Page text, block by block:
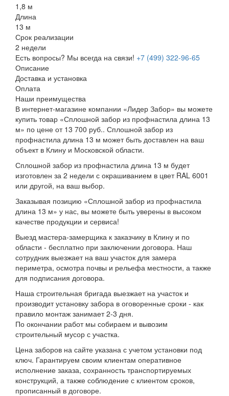
1,8 м
Длина
13 м
Срок реализации
2 недели
Есть вопросы? Мы всегда на связи! +7 (499) 322-96-65
Описание
Доставка и установка
Оплата
Наши преимущества
В интернет-магазине компании «Лидер Забор» вы можете
купить товар «Сплошной забор из профнастила длина 13
м» по цене от 13 700 руб.. Сплошной забор из
профнастила длина 13 м может быть доставлен на ваш
объект в Клину и Московской области.
Сплошной забор из профнастила длина 13 м будет
изготовлен за 2 недели с окрашиванием в цвет RAL 6001
или другой, на ваш выбор.
Заказывая позицию «Сплошной забор из профнастила
длина 13 м» у нас, вы можете быть уверены в высоком
качестве продукции и сервиса!
Выезд мастера-замерщика к заказчику в Клину и по
области - бесплатно при заключении договора. Наш
сотрудник выезжает на ваш участок для замера
периметра, осмотра почвы и рельефа местности, а также
для подписания договора.
Наша строительная бригада выезжает на участок и
производит установку забора в оговоренные сроки - как
правило монтаж занимает 2-3 дня.
По окончании работ мы собираем и вывозим
строительный мусор с участка.
Цена заборов на сайте указана с учетом установки под
ключ. Гарантируем своим клиентам оперативное
исполнение заказа, сохранность транспортируемых
конструкций, а также соблюдение с клиентом сроков,
прописанный в договоре.